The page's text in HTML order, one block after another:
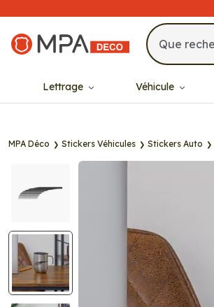
MPA Déco
Lettrage Véhicule
MPA Déco Stickers Véhicules Stickers Auto